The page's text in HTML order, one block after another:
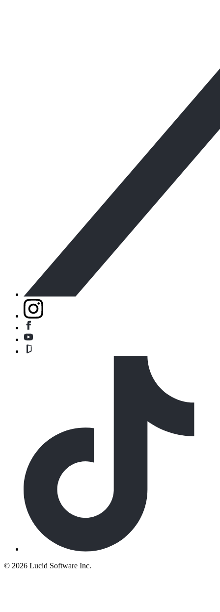
© 2026 Lucid Software Inc.